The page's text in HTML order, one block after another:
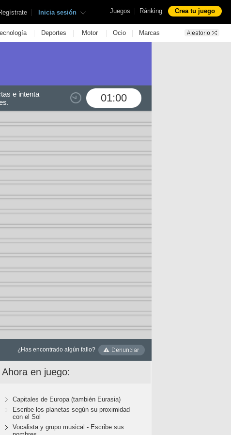
Juegos | Ránking Crea tu juego
| Inicia sesión
| Deportes | Motor | Ocio | Marcas
01:00
e intenta
¿Has encontrado algún fallo?
Ahora en juego:
Capitales de Europa (también Eurasia)
Escribe los planetas según su proximidad
con el Sol
Vocalista y grupo musical - Escribe sus